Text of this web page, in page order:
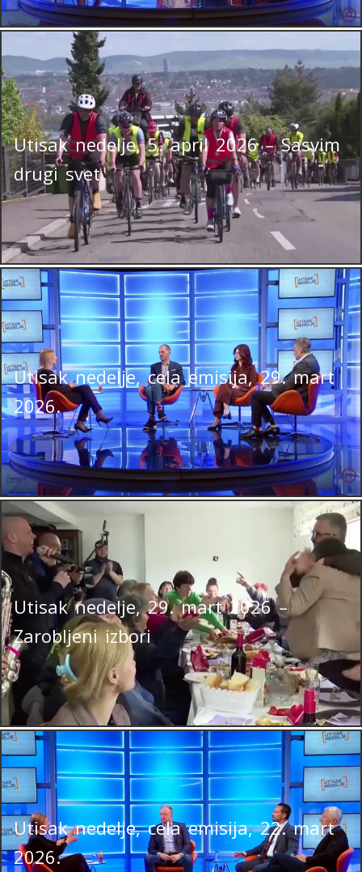
Utisak nedelje, 5. april 2026 – Sasvim
drugi svet
Utisak nedelje, cela emisija, 29. mart
2026.
Utisak nedelje, 29. mart 2026 –
Zarobljeni izbori
Utisak nedelje, cela emisija, 22. mart
2026.